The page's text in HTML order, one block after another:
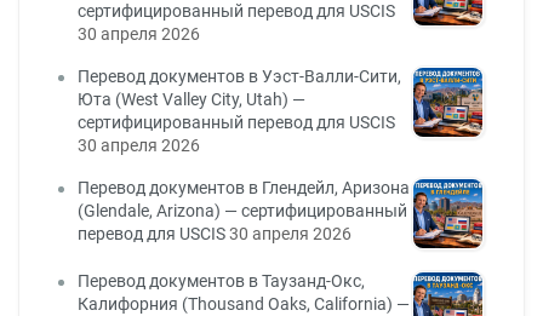
сертифицированный перевод для USCIS
30 апреля 2026
Перевод документов в Уэст-Валли-Сити,
Юта (West Valley City, Utah) —
сертифицированный перевод для USCIS
30 апреля 2026
Перевод документов в Глендейл, Аризона
(Glendale, Arizona) — сертифицированный
перевод для USCIS30 апреля 2026
Перевод документов в Таузанд-Окс,
Калифорния (Thousand Oaks, California) —